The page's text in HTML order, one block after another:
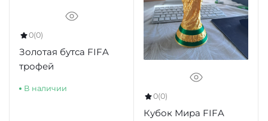
0(0)
Золотая бутса FIFA
трофей
В наличии
0(0)
Кубок Мира FIFA